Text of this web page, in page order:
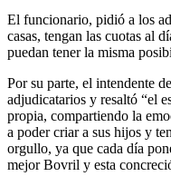
El funcionario, pidió a los
casas, tengan las cuotas al
puedan tener la misma
Por su parte, el intendente
adjudicatarios y resaltó “el
propia, compartiendo la
a poder criar a sus hijos y
orgullo, ya que cada día
mejor Bovril y esta